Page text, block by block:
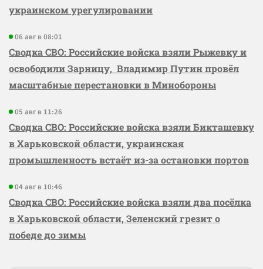
украинском урегулировании
06 авг в 08:01
Сводка СВО: Российские войска взяли Рыжевку и
освободили Зарницу, Владимир Путин провёл
масштабные перестановки в Минобороны
05 авг в 11:26
Сводка СВО: Российские войска взяли Бикташевку
в Харьковской области, украинская
промышленность встаёт из-за остановки портов
04 авг в 10:46
Сводка СВО: Российские войска взяли два посёлка
в Харьковской области, Зеленский грезит о
победе до зимы